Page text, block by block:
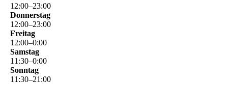
12:00–23:00
Donnerstag
12:00–23:00
Freitag
12:00–0:00
Samstag
11 :30–0:00
Sonntag
11 :30–21 :00